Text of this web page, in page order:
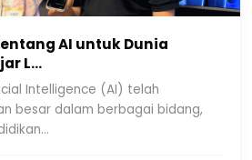
AI untuk Dunia
L...
Intelligence (AI) telah
besar dalam berbagai bidang,